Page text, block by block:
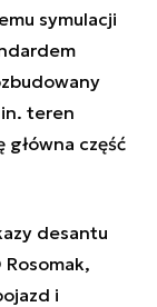
symulacji
teren
główna część
desantu
i